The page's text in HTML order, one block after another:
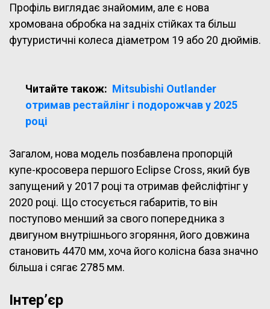
Профіль виглядає знайомим, але є нова
хромована обробка на задніх стійках та більш
футуристичні колеса діаметром 19 або 20 дюймів.
Читайте також: Mitsubishi Outlander
отримав рестайлінг і подорожчав у 2025
році
Загалом, нова модель позбавлена пропорцій
купе-кросовера першого Eclipse Cross, який був
запущений у 2017 році та отримав фейсліфтінг у
2020 році. Що стосується габаритів, то він
поступово менший за свого попередника з
двигуном внутрішнього згоряння, його довжина
становить 4470 мм, хоча його колісна база значно
більша і сягає 2785 мм.
Інтер’єр